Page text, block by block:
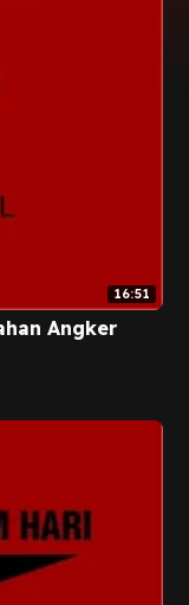
16:51
Angker